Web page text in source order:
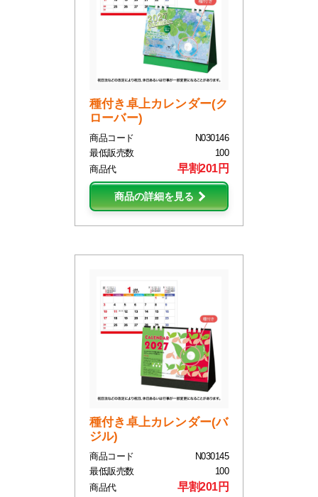
種付き卓上カレンダー(ク
ローバー)
商品コード
N030146
最低販売数
100
商品代
早割201円
商品の詳細を見る
種付き卓上カレンダー(バ
ジル)
商品コード
N030145
最低販売数
100
商品代
早割201円